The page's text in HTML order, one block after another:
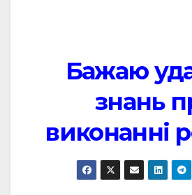
Бажаю
знань
виконанні